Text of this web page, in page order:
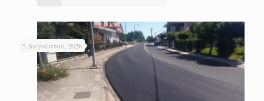
5 Αυγούστου, 2026